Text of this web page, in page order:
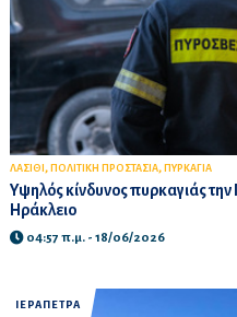
ΛΑΣΙΘΙ , ΠΟΛΙΤΙΚΗ ΠΡΟΣΤΑΣΙΑ, ΠΥΡΚΑΓΙΑ
Υψηλός κίνδυνος πυρκαγιάς την
Ηράκλειο
04:57 π.μ. - 18/06/2026
ΙΕΡΑΠΕΤΡΑ